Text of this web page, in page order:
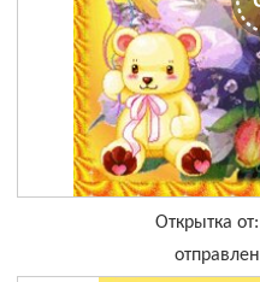
Открытка от: